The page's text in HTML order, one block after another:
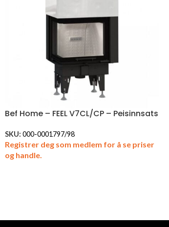
Bef Home – FEEL V7CL/CP – Peisinnsats
SKU: 000-0001797/98
Registrer deg som medlem for å se priser
og handle.